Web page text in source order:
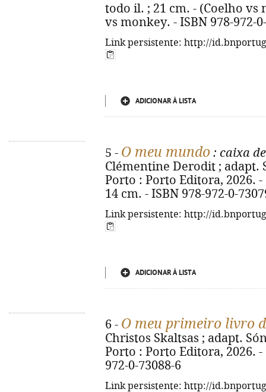
todo il. ; 21 cm. - (Coelho vs
vs monkey. - ISBN 978-972-
Link persistente: http://
ADICIONAR À LISTA
5 - O meu mundo : caixa
Clémentine Derodit ; adapt.
Porto : Porto Editora, 2026.
14 cm. - ISBN 978-972-0-
Link persistente: http://
ADICIONAR À LISTA
6 - O meu primeiro livro
Christos Skaltsas ; adapt.
Porto : Porto Editora, 2026. -
972-0-73088-6
Link persistente: http://